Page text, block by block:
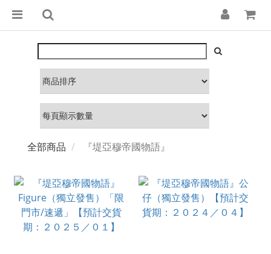
全部商品 『堤亞穆帝國物語』